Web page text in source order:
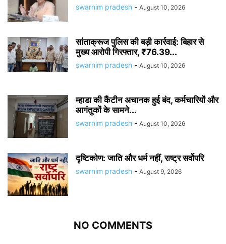
swarnim pradesh - August 10, 2026
सांताक्रूज पुलिस की बड़ी कार्रवाई: बिहार से
मुख्य आरोपी गिरफ्तार, ₹76.39...
swarnim pradesh - August 10, 2026
म्हाडा की कैंटीन अचानक हुई बंद, कर्मचारियों और
आगंतुकों के सामने...
swarnim pradesh - August 10, 2026
दृष्टिकोण: जाति और धर्म नहीं, राष्ट्र सर्वोपरि
swarnim pradesh - August 9, 2026
NO COMMENTS